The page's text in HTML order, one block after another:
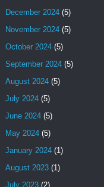
December 2024 (5)
November 2024 (5)
October 2024 (5)
September 2024 (5)
August 2024 (5)
July 2024 (5)
June 2024 (5)
May 2024 (5)
January 2024 (1)
August 2023 (1)
July 2023 (2)